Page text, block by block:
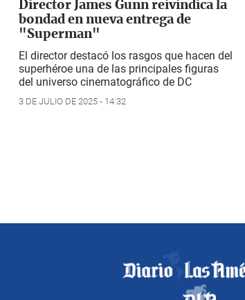
Director James Gunn reivindica la
bondad en nueva entrega de
"Superman"
El director destacó los rasgos que hacen del
superhéroe una de las principales figuras
del universo cinematográfico de DC
3 DE JULIO DE 2025 - 14:32